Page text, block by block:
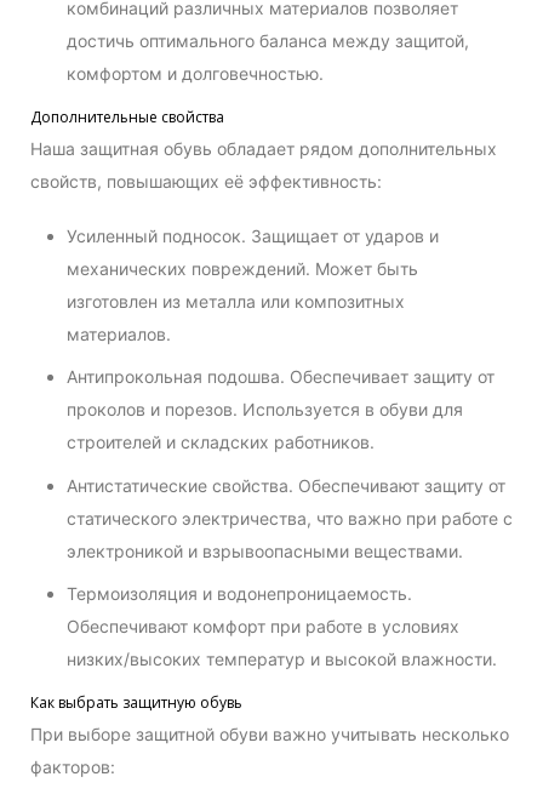
комбинаций различных материалов позволяет
достичь оптимального баланса между защитой,
комфортом и долговечностью.
Дополнительные свойства
Наша защитная обувь обладает рядом дополнительных
свойств, повышающих её эффективность:
Усиленный подносок. Защищает от ударов и
механических повреждений. Может быть
изготовлен из металла или композитных
материалов.
Антипрокольная подошва. Обеспечивает защиту от
проколов и порезов. Используется в обуви для
строителей и складских работников.
Антистатические свойства. Обеспечивают защиту от
статического электричества, что важно при работе с
электроникой и взрывоопасными веществами.
Термоизоляция и водонепроницаемость.
Обеспечивают комфорт при работе в условиях
низких/высоких температур и высокой влажности.
Как выбрать защитную обувь
При выборе защитной обуви важно учитывать несколько
факторов: